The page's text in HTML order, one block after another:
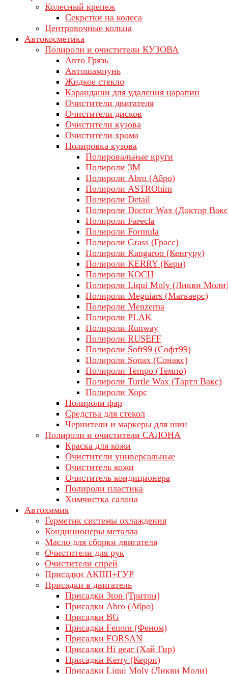
Колесный крепеж
Секретки на колеса
Центровочные кольца
Автокосметика
Полироли и очистители КУЗОВА
Авто Грязь
Автошампунь
Жидкое стекло
Карандаши для удаления царапин
Очистители двигателя
Очистители дисков
Очистители кузова
Очистители хрома
Полировка кузова
Полировальные круги
Полироли 3М
Полироли Abro (Абро)
Полироли ASTROhim
Полироли Detail
Полироли Doctor Wax (Доктор
Полироли Farecla
Полироли Formula
Полироли Grass (Грасс)
Полироли Kangaroo (Кенгуру)
Полироли KERRY (Кери)
Полироли KOCH
Полироли Liqui Moly (Ликви
Полироли Meguiars (Магваерс)
Полироли Menzerna
Полироли PLAK
Полироли Runway
Полироли RUSEFF
Полироли Soft99 (Софт99)
Полироли Sonax (Сонакс)
Полироли Tempo (Темпо)
Полироли Turtle Wax (Тартл Вакс)
Полироли Хорс
Полироли фар
Средства для стекол
Чернители и маркеры для шин
Полироли и очистители САЛОНА
Краска для кожи
Очистители универсальные
Очиститель кожи
Очиститель кондиционера
Полироли пластика
Химчистка салона
Автохимия
Герметик системы охлаждения
Кондиционеры металла
Масло для сборки двигателя
Очистители для рук
Очистители спрей
Присадки АКПП+ГУР
Присадки в двигатель
Присадки 3ton (Тритон)
Присадки Abro (Абро)
Присадки BG
Присадки Fenom (Феном)
Присадки FORSAN
Присадки Hi gear (Хай Гир)
Присадки Kerry (Керри)
Присадки Liqui Moly (Ликви Моли)